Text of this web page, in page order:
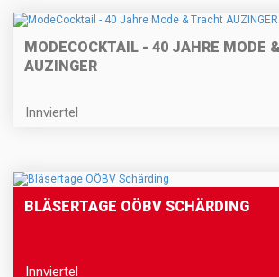
MODECOCKTAIL - 40 JAHRE MODE
AUZINGER
Innviertel
BLÄSERTAGE OÖBV SCHÄRDING
Innviertel